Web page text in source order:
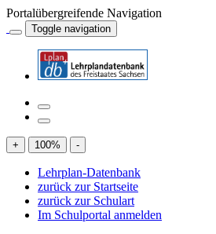
Portalübergreifende Navigation
Toggle navigation
+ 100% -
Lehrplan-Datenbank
zurück zur Startseite
zurück zur Schulart
Im Schulportal anmelden